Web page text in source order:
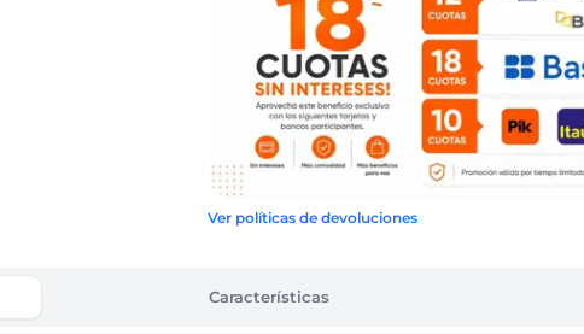
Ver políticas de devoluciones
Características